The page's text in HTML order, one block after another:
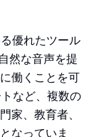
優れたツール
然な音声を提
働くことを可
など、複数の
家、教育者、
なっていま